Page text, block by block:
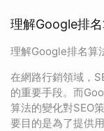
理解Google排
理解Google排名算
在網路行銷領域，
的重要手段。而
算法的變化對SEO
要目的是為了提供